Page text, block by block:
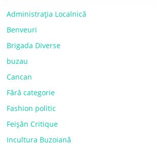
Administrația Localnică
Benveuri
Brigada Diverse
buzau
Cancan
Fără categorie
Fashion politic
Feișăn Critique
Incultura Buzoiană